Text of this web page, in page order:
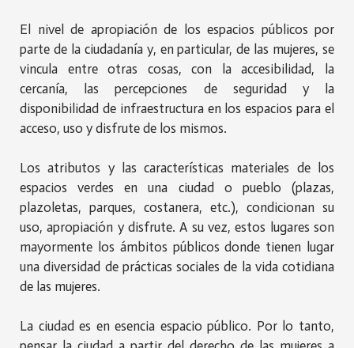
El nivel de apropiación de los espacios públicos por
parte de la ciudadanía y, en particular, de las mujeres, se
vincula entre otras cosas, con la accesibilidad, la
cercanía, las percepciones de seguridad y la
disponibilidad de infraestructura en los espacios para el
acceso, uso y disfrute de los mismos.
Los atributos y las características materiales de los
espacios verdes en una ciudad o pueblo (plazas,
plazoletas, parques, costanera, etc.), condicionan su
uso, apropiación y disfrute. A su vez, estos lugares son
mayormente los ámbitos públicos donde tienen lugar
una diversidad de prácticas sociales de la vida cotidiana
de las mujeres.
La ciudad es en esencia espacio público. Por lo tanto,